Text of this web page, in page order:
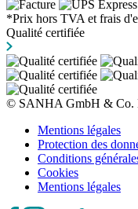
*Prix hors TVA et frais
Qualité certifiée
© SANHA GmbH & Co.
Mentions légales
Protection des
Conditions
Cookies
Mentions légales